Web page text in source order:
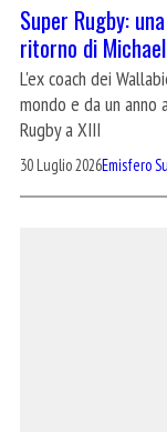
Super Rugby:
ritorno di
L'ex coach dei
mondo e da un
Rugby a XIII
30 Luglio 2026Emisfero